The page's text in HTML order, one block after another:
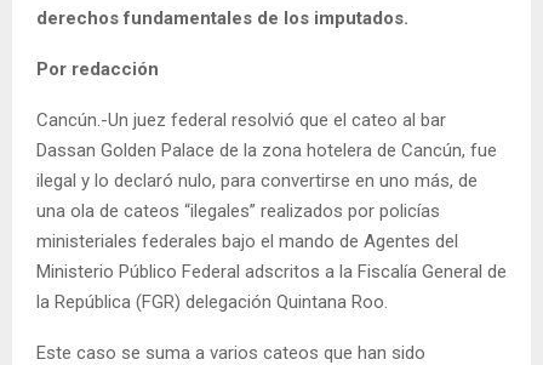
derechos fundamentales de los imputados.
Por redacción
Cancún.-Un juez federal resolvió que el cateo al bar
Dassan Golden Palace de la zona hotelera de Cancún, fue
ilegal y lo declaró nulo, para convertirse en uno más, de
una ola de cateos “ilegales” realizados por policías
ministeriales federales bajo el mando de Agentes del
Ministerio Público Federal adscritos a la Fiscalía General de
la República (FGR) delegación Quintana Roo.
Este caso se suma a varios cateos que han sido